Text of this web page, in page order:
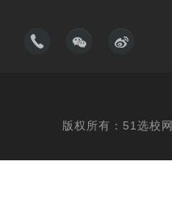
版权所有：51选校网